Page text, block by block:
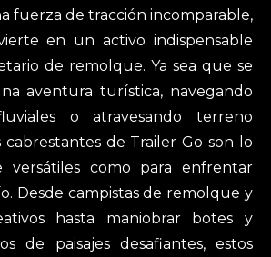
fuerza de tracción incomparable,
en un activo indispensable
de remolque. Ya sea que se
aventura turística, navegando
o atravesando terreno
de Trailer Go son lo
versátiles como para enfrentar
Desde campistas de remolque y
hasta maniobrar botes y
de paisajes desafiantes, estos